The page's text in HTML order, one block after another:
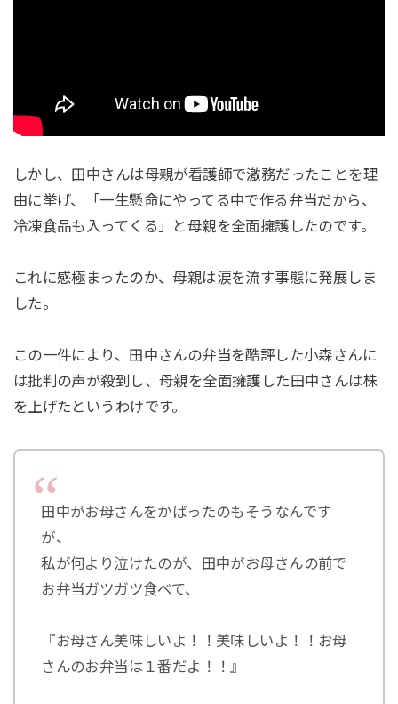
しかし、田中さんは母親が看護師で激務だったことを理
由に挙げ、「一生懸命にやってる中で作る弁当だから、
冷凍食品も入ってくる」と母親を全面擁護したのです。
これに感極まったのか、母親は涙を流す事態に発展しま
した。
この一件により、田中さんの弁当を酷評した小森さんに
は批判の声が殺到し、母親を全面擁護した田中さんは株
を上げたというわけです。
田中がお母さんをかばったのもそうなんです
が、
私が何より泣けたのが、田中がお母さんの前で
お弁当ガツガツ食べて、
『お母さん美味しいよ！！美味しいよ！！お母
さんのお弁当は１番だよ！！』